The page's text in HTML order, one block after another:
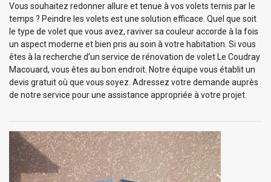
Vous souhaitez redonner allure et tenue à vos volets ternis par le
temps ? Peindre les volets est une solution efficace. Quel que soit
le type de volet que vous avez, raviver sa couleur accorde à la fois
un aspect moderne et bien pris au soin à votre habitation. Si vous
êtes à la recherche d’un service de rénovation de volet Le Coudray
Macouard, vous êtes au bon endroit. Notre équipe vous établit un
devis gratuit où que vous soyez. Adressez votre demande auprès
de notre service pour une assistance appropriée à votre projet.